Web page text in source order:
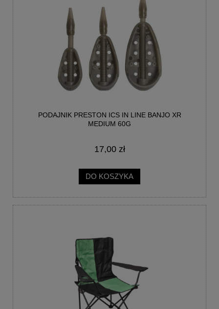
PODAJNIK PRESTON ICS IN LINE BANJO XR
MEDIUM 60G
17,00 zł
DO KOSZYKA